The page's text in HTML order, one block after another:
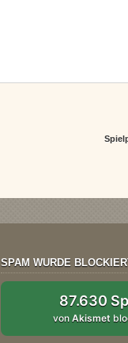
SPAM WURDE
87.630
vonAkismet